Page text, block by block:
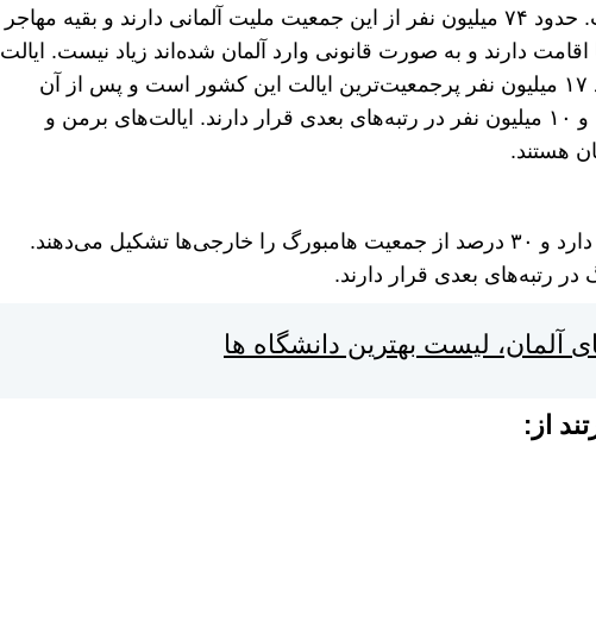
جمعیت آلمان حدود ۸۲ میلیون نفر است. حدود ۷۴ میلیون نفر از این جمعیت ملیت آلمانی دارند و بقیه مهاجر
اقامت دارند و به صورت قانونی وارد آلمان شده‌اند زیاد نیست. ایالت
Werderin-Westphalia با جمعیتی حدود ۱۷ میلیون نفر پرجمعیت‌ترین ایالت این کشور است و پس از آن
ایالت‌های باواریا و بادن-وورتمبرگ با ۱۲ و ۱۰ میلیون نفر در رتبه‌های بعدی قرار دارند. ایالت‌های برمن و
هستند.
ایالت هامبورگ بیشترین تعداد مهاجر را دارد و ۳۰ درصد از جمعیت هامبورگ را خارجی‌ها تشکیل می‌دهند.
رتبه‌های بعدی قرار دارند.
آلمان، لیست بهترین دانشگاه ها
از :